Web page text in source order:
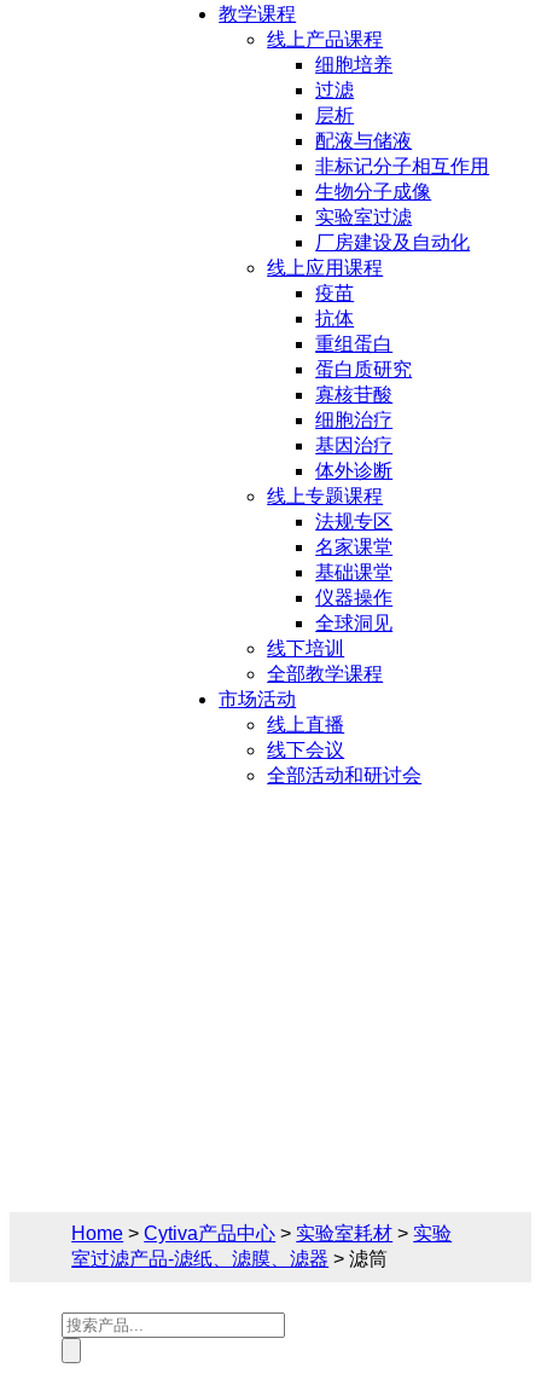
教学课程
线上产品课程
细胞培养
过滤
层析
配液与储液
非标记分子相互作用
生物分子成像
实验室过滤
厂房建设及自动化
线上应用课程
疫苗
抗体
重组蛋白
蛋白质研究
寡核苷酸
细胞治疗
基因治疗
体外诊断
线上专题课程
法规专区
名家课堂
基础课堂
仪器操作
全球洞见
线下培训
全部教学课程
市场活动
线上直播
线下会议
全部活动和研讨会
Home >Cytiva产品中心 > 实验室耗材 > 实验
室过滤产品-滤纸、滤膜、滤器 > 滤筒
Products
search